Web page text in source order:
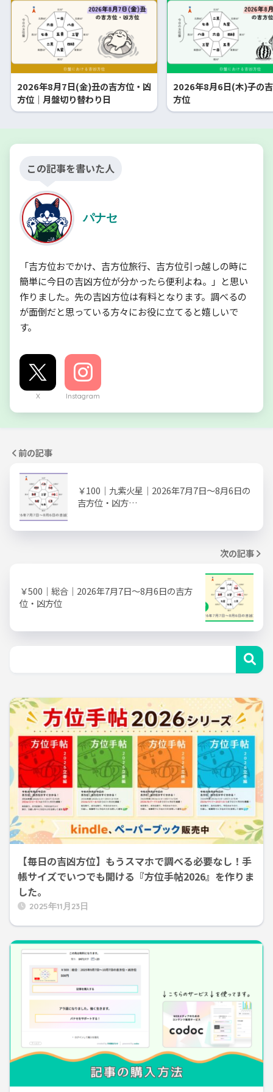
2026年8月7日(金)丑の吉方位・凶
方位｜月盤切り替わり日
2026年8月6日(木)子の
方位
この記事を書いた人
パナセ
「吉方位おでかけ、吉方位旅行、吉方位引っ越しの時に
簡単に今日の吉凶方位が分かったら便利よね。」と思い
作りました。先の吉凶方位は有料となります。調べるの
が面倒だと思っている方々にお役に立てると嬉しいで
す。
X Instagram
前の記事
￥100｜九紫火星｜2026年7月7日～8月6日の
吉方位・凶方…
次の記事
￥500｜総合｜2026年7月7日～8月6日の吉方
位・凶方位
【毎日の吉凶方位】もうスマホで調べる必要なし！手
帳サイズでいつでも開ける『方位手帖2026』を作りま
した。
2025年11月23日